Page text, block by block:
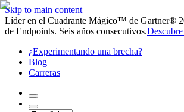
Skip to main content
Líder en el Cuadrante Mágico™ de Gartner®
de Endpoints. Seis años consecutivos.
¿Experimentando una brecha?
Blog
Carreras